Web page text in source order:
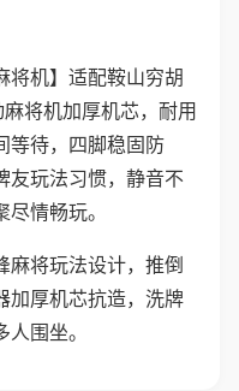
将机】适配鞍山穷胡
将机加厚机芯，耐用
等待，四脚稳固防
友玩法习惯，静音不
情畅玩。
麻将玩法设计，推倒
加厚机芯抗造，洗牌
围坐。